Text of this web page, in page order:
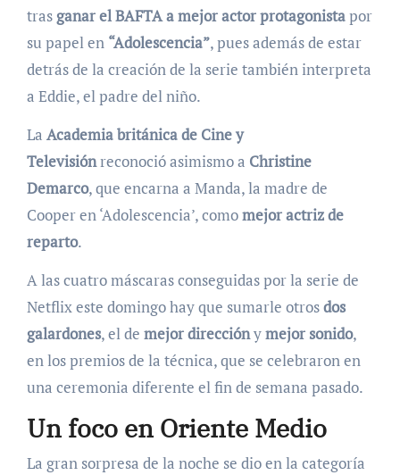
tras ganar el BAFTA a mejor actor protagonistapor
su papel en “Adolescencia”, pues además de estar
detrás de la creación de la serie también interpreta
a Eddie, el padre del niño.
La Academia británica de Cine y
Televisiónreconoció asimismo a Christine
Demarco, que encarna a Manda, la madre de
Cooper en ‘Adolescencia’, comomejor actriz de
reparto.
A las cuatro máscaras conseguidas por la serie de
Netflix este domingo hay que sumarle otrosdos
galardones, el de mejor direcciónymejor sonido,
en los premios de la técnica, que se celebraron en
una ceremonia diferente el fin de semana pasado.
Un foco en Oriente Medio
La gran sorpresa de la noche se dio en la categoría